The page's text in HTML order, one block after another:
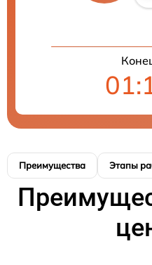
Преимущества Этапы